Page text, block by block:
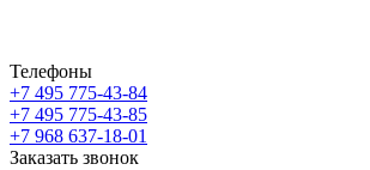
Телефоны
+7 495 775-43-84
+7 495 775-43-85
+7 968 637-18-01
Заказать звонок